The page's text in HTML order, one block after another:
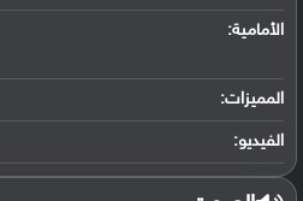
الأمامية:
المميزات:
الفيديو: